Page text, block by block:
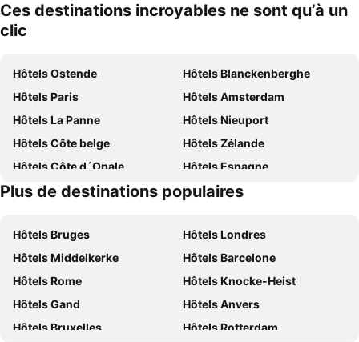
Ces destinations incroyables ne sont qu’à un
clic
Hôtels Ostende
Hôtels Blanckenberghe
Hôtels Paris
Hôtels Amsterdam
Hôtels La Panne
Hôtels Nieuport
Hôtels Côte belge
Hôtels Zélande
Hôtels Côte d´Opale
Hôtels Espagne
Hôtels Belgique
Hôtels Ardennes belges
Plus de destinations populaires
Hôtels Bruges
Hôtels Londres
Hôtels Middelkerke
Hôtels Barcelone
Hôtels Rome
Hôtels Knocke-Heist
Hôtels Gand
Hôtels Anvers
Hôtels Bruxelles
Hôtels Rotterdam